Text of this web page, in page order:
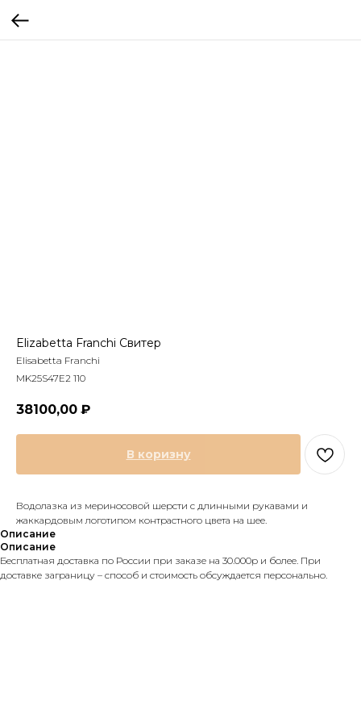
Elizabetta Franchi Свитер
Elisabetta Franchi
MK25S47E2 110
38100,00 ₽
В коризну
Водолазка из мериносовой шерсти с длинными рукавами и
жаккардовым логотипом контрастного цвета на шее.
Описание
Описание
Бесплатная доставка по России при заказе на 30.000р и более. При
доставке заграницу – способ и стоимость обсуждается персонально.